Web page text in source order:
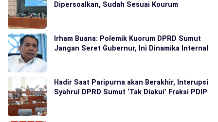
Dipersoalkan, Sudah Sesuai Kourum
Irham Buana: Polemik Kuorum DPRD Sumut
Jangan Seret Gubernur, Ini Dinamika Internal
Hadir Saat Paripurna akan Berakhir, Interupsi
Syahrul DPRD Sumut ‘Tak Diakui’ Fraksi PDIP